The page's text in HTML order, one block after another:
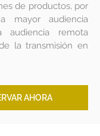
de productos, por
mayor audiencia
audiencia remota
la transmisión en
AHORA